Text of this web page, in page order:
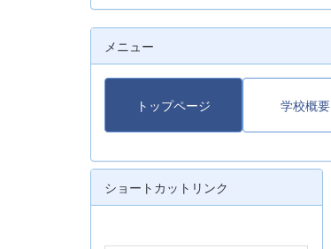
メニュー
トップページ 学校概要
ショートカットリンク